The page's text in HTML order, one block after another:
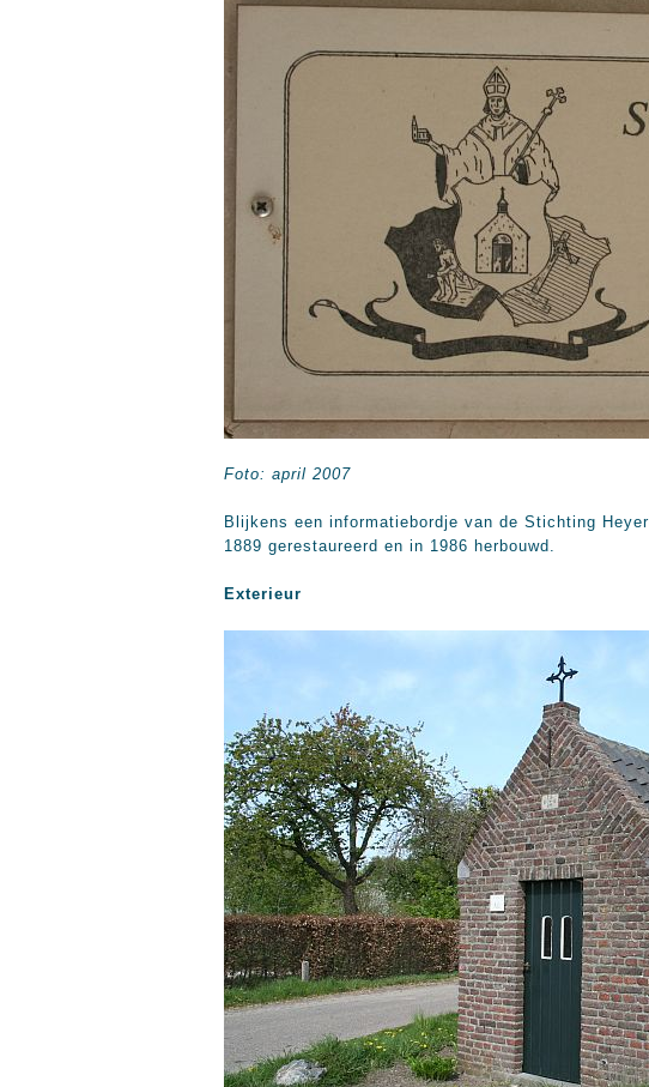
Foto: april 2007
Blijkens een informatiebordje van de Stichting
1889 gerestaureerd en in 1986 herbouwd.
Exterieur